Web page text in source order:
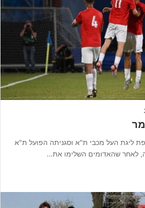
ליגת העל מכבי ת"א וסגניתה הפועל ת"א
לאחר שהאדומים השלימו את…